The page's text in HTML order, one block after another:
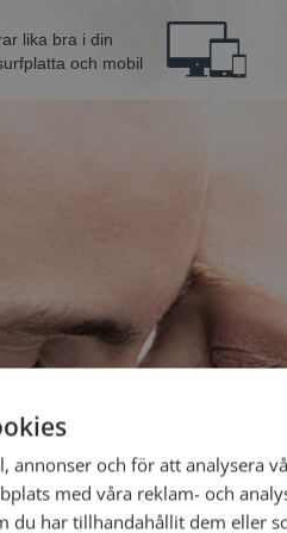
lika bra i din
och mobil
Jag
annonser och för att analysera
med våra reklam- och
du har tillhandahållit dem eller